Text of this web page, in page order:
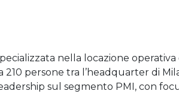
nella locazione operativa
persone tra l’headquarter di
sul segmento PMI, con